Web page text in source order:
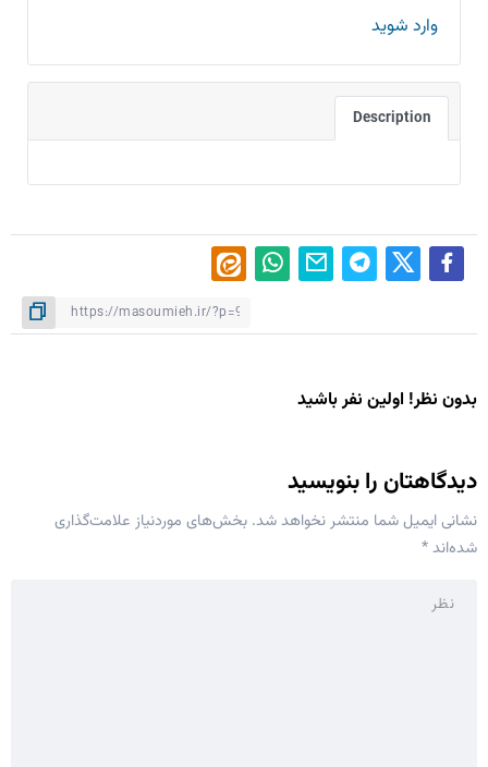
وارد شوید
Description
بدون نظر! اولین نفر باشید
دیدگاهتان را بنویسید
نشانی ایمیل شما منتشر نخواهد شد. بخش‌های موردنیاز علامت‌گذاری
شده‌اند*